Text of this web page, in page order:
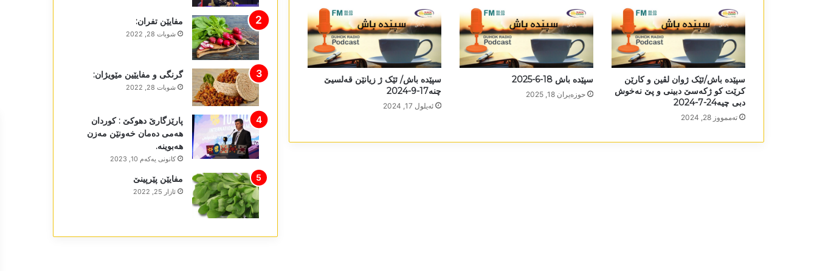
سپێدە باش/ئێک ژوان لڤین و کارێن
کرێت کو ژکەسێ دبینی و پێ نەخوش
دبی چیە24-7-2024
تەممووز 28, 2024
سپێدە باش 18-6-2025
حوزه‌یران 18, 2025
سپێدە باش/ ئێک ژ زیانێن قەلسیێ
چنە17-9-2024
ئه‌یلول 17, 2024
مفایێن تفران:
شوبات 28, 2022
گرنگی و مفایێین مێویژان:
شوبات 28, 2022
پارێزگارێ دھوکێ : کوردان
ھەمی دەمان خەونێن مەزن
ھەبوینە.
كانونی یه‌كه‌م 10, 2023
مفایێن پێرپینێ
ئازار 25, 2022